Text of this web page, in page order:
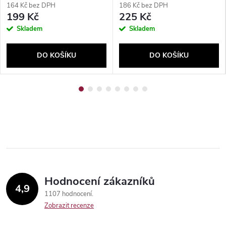
164 Kč bez DPH
199 Kč
Skladem
DO KOŠÍKU
186 Kč bez DPH
225 Kč
Skladem
DO KOŠÍKU
4,9 Hodnocení zákazníků
1107 hodnocení
Zobrazit recenze